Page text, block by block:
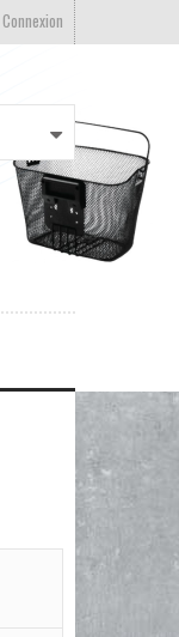
Connexion